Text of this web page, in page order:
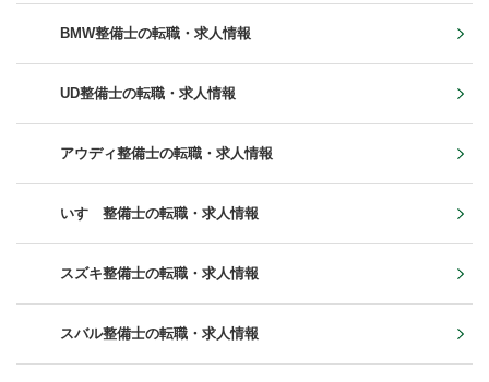
BMW整備士の転職・求人情報
UD整備士の転職・求人情報
アウディ整備士の転職・求人情報
いすゞ整備士の転職・求人情報
スズキ整備士の転職・求人情報
スバル整備士の転職・求人情報